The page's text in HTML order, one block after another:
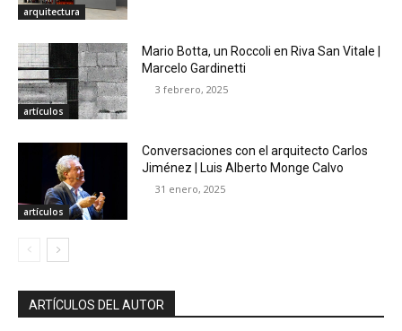
arquitectura
artículos
Mario Botta, un Roccoli en Riva San Vitale |
Marcelo Gardinetti
3 febrero, 2025
artículos
Conversaciones con el arquitecto Carlos
Jiménez | Luis Alberto Monge Calvo
31 enero, 2025
ARTÍCULOS DEL AUTOR